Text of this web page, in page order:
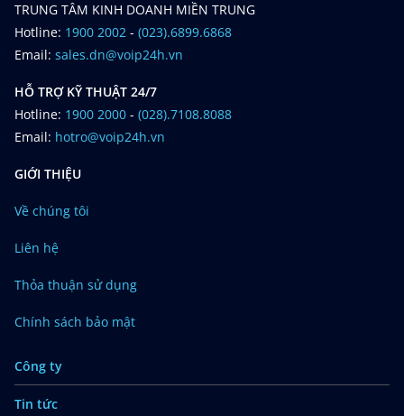
TRUNG TÂM KINH DOANH MIỀN TRUNG
Hotline: 1900 2002 - (023).6899.6868
Email: sales.dn@voip24h.vn
HỖ TRỢ KỸ THUẬT 24/7
Hotline: 1900 2000 - (028).7108.8088
Email: hotro@voip24h.vn
GIỚI THIỆU
Về chúng tôi
Liên hệ
Thỏa thuận sử dụng
Chính sách bảo mật
Công ty
Tin tức